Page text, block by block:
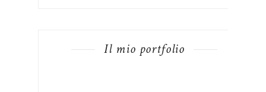
Il mio portfolio